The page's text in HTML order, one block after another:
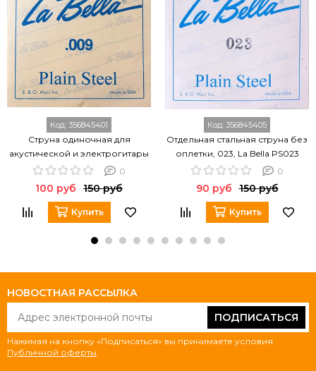
Код: 356845401
Струна одиночная для
акустической и электрогитары
LA BELLA PS009 0
100 руб 150 руб
Купить
Код: 356845405
Отдельная стальная струна без
оплетки, 023, La Bella PS023
0
90 руб 150 руб
Купить
НОВОСТНАЯ РАССЫЛКА
ПОДПИСАТЬСЯ
Нажимая на кнопку «Подписаться» вы принимаете условия
Публичной оферты